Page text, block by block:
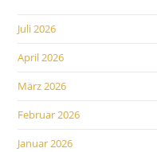
Juli 2026
April 2026
März 2026
Februar 2026
Januar 2026